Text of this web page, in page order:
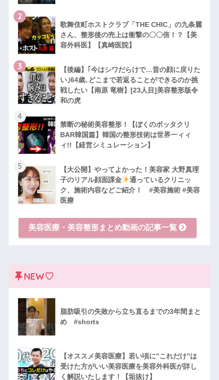
2
歌舞伎町ホストクラブ「THE CHIC」の九条麗
さん、整形後の売上は衝撃の〇〇倍！？【美
容外科医】【真崎医院】
3
【後編】｢今はシワだらけで…昔の顔に戻りた
い｣64歳､どこまで若返ることができるのか挑
戦したい【南原 竜樹】[23人目]美容整形版令
和の虎
4
禁断の秘術美容整形！【ぼくのボッタクリ
BAR韓国篇】韓国の整形技術は世界一ィィ
ィ!!【経営シミュレーション】
5
【大公開】やってよかった！美容家 大野真理
子のリアル顔面課金
通っているクリニッ
ク、施術内容などご紹介！ #美容施術 #美容
医療
美容医療・美容整形まとめ動画の記事一覧
NEW♡
脂肪吸引の失敗から立ち直るまでの3年間まと
め #shorts
【オススメ美容医療】若い頃に”これだけ”は
受けた方がいい美容医療を美容外科医が詳し
く解説いたします！【垢抜け】